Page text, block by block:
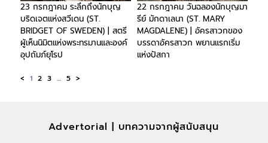
23 กรกฎาคม ระลึกถึงนักบุญ
บริดเจตแห่งสวีเดน (ST.
BRIDGET OF SWEDEN) | สตรี
ผู้เห็นนิมิตแห่งพระทรมานและองค์
อุปถัมภ์ยุโรป
22 กรกฎาคม วันฉลองนักบุญมา
รีย์ มักดาเลนา (ST. MARY
MAGDALENE) | อัครสาวกของ
บรรดาอัครสาวก พยานแรกเริ่ม
แห่งปัสกา
< 1 2 3 … 5 >
Advertorial | บทความจากผู้สนับสนุน